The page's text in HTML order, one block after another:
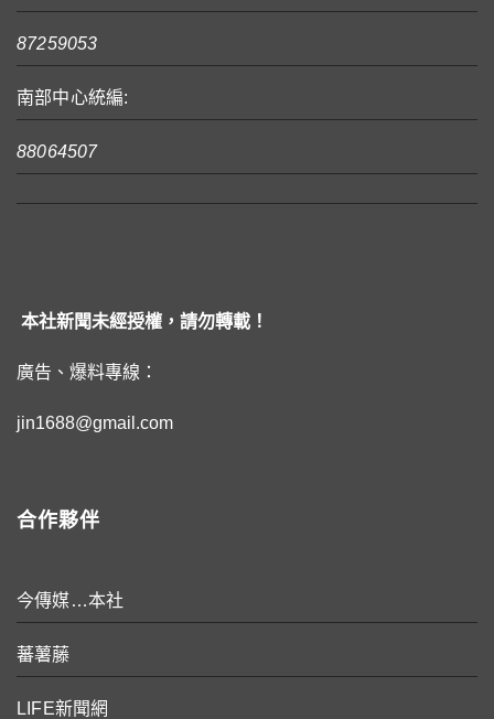
87259053
南部中心統編:
88064507
本社新聞未經授權，請勿轉載！
廣告、爆料專線：
jin1688@gmail.com
合作夥伴
今傳媒…本社
蕃薯藤
LIFE新聞網